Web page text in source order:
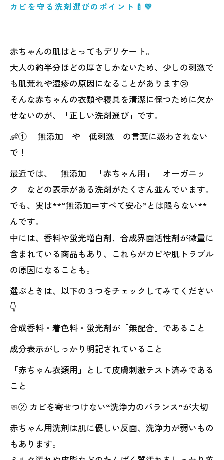
カビを守る洗剤選びのポイント🍼💚
赤ちゃんの肌はとってもデリケート。
大人の約半分ほどの厚さしかないため、少しの刺激で
も肌荒れや湿疹の原因になることがあります😢
そんな赤ちゃんの衣類や寝具を清潔に保つために欠か
せないのが、「正しい洗剤選び」です。
👶① 「無添加」や「低刺激」の言葉に惑わされない
で！
最近では、「無添加」「赤ちゃん用」「オーガニッ
ク」などの表示がある洗剤がたくさん並んでいます。
でも、実は**“無添加＝すべて安心”とは限らない**
んです。
中には、香料や蛍光増白剤、合成界面活性剤が微量に
含まれている商品もあり、これらがカビや肌トラブル
の原因になることも。
選ぶときは、以下の３つをチェックしてみてください
👇
合成香料・着色料・蛍光剤が「無配合」であること
成分表示がしっかり明記されていること
「赤ちゃん衣類用」として皮膚刺激テスト済みである
こと
🧼② カビを寄せつけない“洗浄力のバランス”が大切
赤ちゃん用洗剤は肌に優しい反面、洗浄力が弱いもの
もあります。